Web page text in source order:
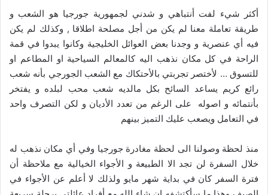
أكثر شيء لفت أنتباهي و شدني لجمهورية جورجيا هو الشعب و
طريقة تعاملة معنا لم يكن من أجل مصلحة اطلاقا , وكذلك لم يكن
فيه أي عنصرية و وجدنا بعض العوائل الخليجية وكانوا يبدوا في قمة
الراحة في كل مكان نذهب اليه كالمعالم السياحية او المطاعم او
للتسوق … لأختصر تجربتي بالأحتكاك مع الشعب الجورجي بأنه شعب
رائع كريم يساعد السائح بكل مالديه شعب محب لبلده و يفتخر
بأنتمائه و اصوله على الرغم من تعدد الأديان و لكن التصرف واحد
في التعامل ويصعب عليك التميز بينهم
منذ لحظة وصولنا الى لحظة مغادرة جورجيا وفي أي مكان نذهب له
خلال السفرة لن تجد الا الطبيعة و الأجواء الخيالية مع ملاحظة أن
فترة السفر كان في بداية شهر مايو ولذلك لا أعلم عن الأجواء في